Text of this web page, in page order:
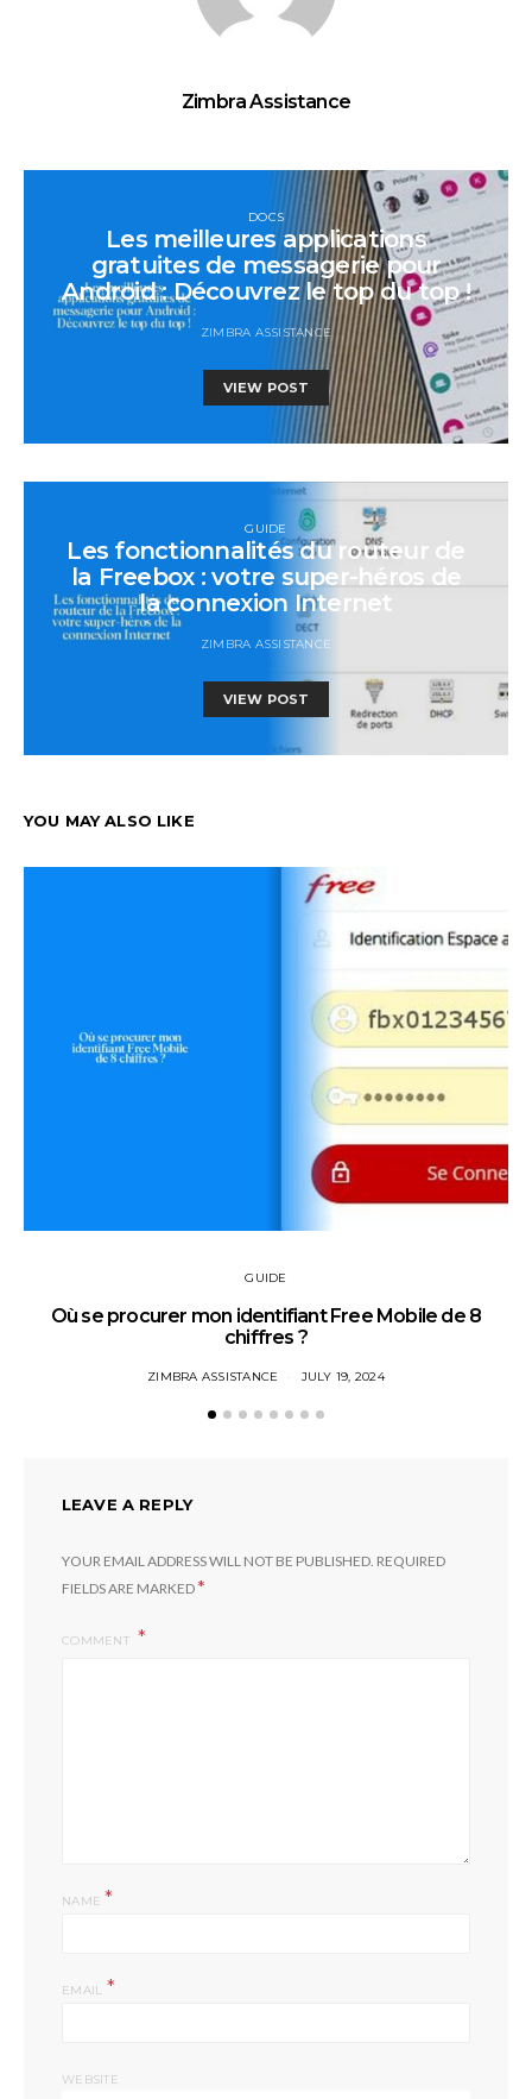
Zimbra Assistance
DOCS
Les meilleures applications
gratuites de messagerie pour
Android : Découvrez le top du top !
ZIMBRA ASSISTANCE
VIEW POST
GUIDE
Les fonctionnalités du routeur de
la Freebox : votre super-héros de
la connexion Internet
ZIMBRA ASSISTANCE
VIEW POST
YOU MAY ALSO LIKE
GUIDE
Où se procurer mon identifiant Free Mobile de 8
chiffres ?
ZIMBRA ASSISTANCE JULY 19, 2024
LEAVE A REPLY
YOUR EMAIL ADDRESS WILL NOT BE PUBLISHED. REQUIRED
FIELDS ARE MARKED*
COMMENT
NAME*
EMAIL *
WEBSITE